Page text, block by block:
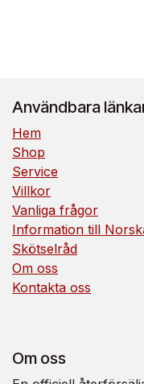
Användbara
Hem
Shop
Service
Villkor
Vanliga frågor
Information till
Skötselråd
Om oss
Kontakta oss
Om oss